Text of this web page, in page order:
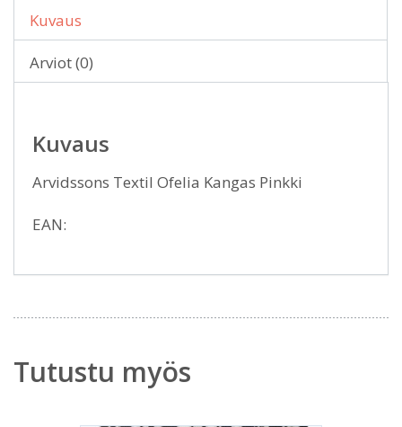
Kuvaus
Arviot (0)
Kuvaus
Arvidssons Textil Ofelia Kangas Pinkki
EAN:
Tutustu myös